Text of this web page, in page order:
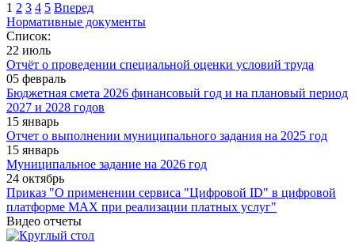
1 2 3 4 5 Вперед
Нормативные документы
Список:
22 июль
Отчёт о проведении специальной оценки условий труда
05 февраль
Бюджетная смета 2026 финансовый год и на плановый период
2027 и 2028 годов
15 январь
Отчет о выполнении муниципального задания на 2025 год
15 январь
Муниципальное задание на 2026 год
24 октябрь
Приказ "О применении сервиса "Цифровой ID" в цифровой
платформе МАХ при реализации платных услуг"
Видео отчеты